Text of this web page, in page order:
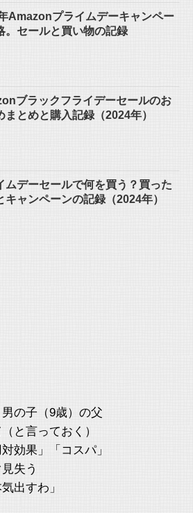
Amazonプライムデーキャンペー
。セールと買い物の記録
ブラックフライデーセールのお
まとめと購入記録（2024年）
ムデーセールで何を買う？買った
キャンペーンの記録（2024年）
の子（9歳）の父
と言っておく）
効果」「コスパ」
失う
出すわ」